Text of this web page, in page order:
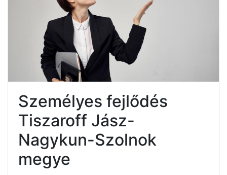
Személyes fejlődés
Tiszaroff Jász-
Nagykun-Szolnok
megye